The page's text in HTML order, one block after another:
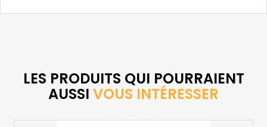
LES PRODUITS QUI POURRAIENT
AUSSI VOUS INTÉRESSER